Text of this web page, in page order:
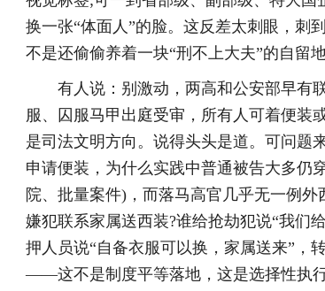
换一张“体面人”的脸。这反差太刺眼，刺
不是还偷偷养着一块“刑不上大夫”的自留
有人说：别激动，两高和公安部早
服、囚服马甲出庭受审，所有人可着便装
是司法文明方向。说得头头是道。可问
申请便装，为什么实践中普通被告大多仍
院、批量案件)，而落马高官几乎无一例
嫌犯联系家属送西装?谁给抢劫犯说“我们
押人员说“自备衣服可以换，家属送来”，
——这不是制度平等落地，这是选择性执